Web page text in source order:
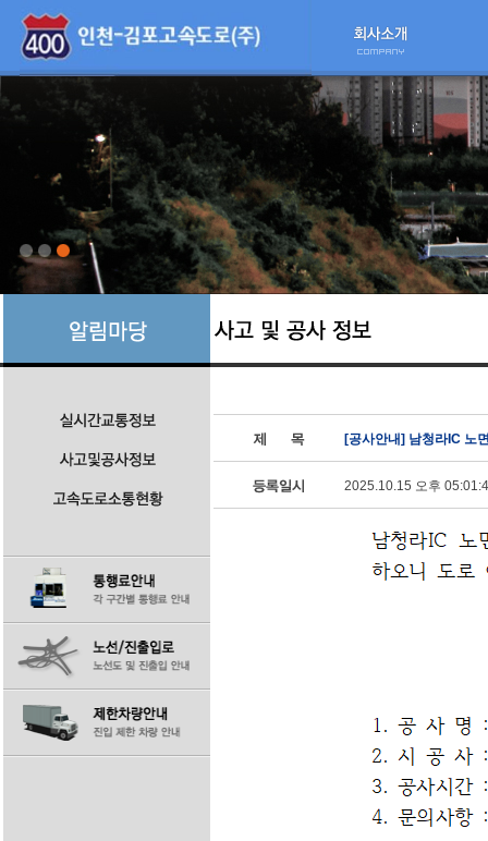
[공사안내] 남청라IC 노
2025.10.15 오후